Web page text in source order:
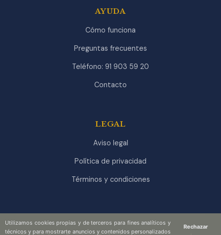
Utilizamos cookies propias y de terceros para fines analíticos y
técnicos y para mostrarte anuncios y contenidos personalizados
Rechazar
AYUDA
Cómo funciona
Preguntas frecuentes
Teléfono: 91 903 59 20
Contacto
LEGAL
Aviso legal
Política de privacidad
Términos y condiciones